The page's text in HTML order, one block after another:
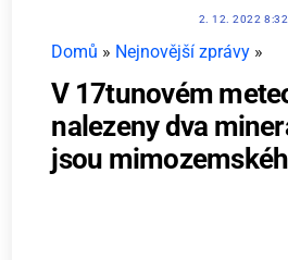
2. 12. 2022 8:32
Domů » Nejnovější zprávy »
V 17tunovém
nalezeny dva
jsou